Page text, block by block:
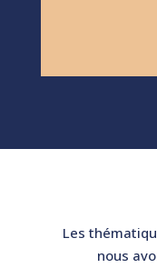
Les
nous